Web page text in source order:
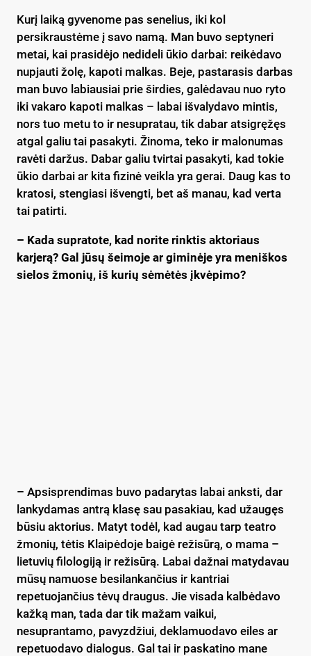
Kurį laiką gyvenome pas senelius, iki kol
persikraustėme į savo namą. Man buvo septyneri
metai, kai prasidėjo nedideli ūkio darbai: reikėdavo
nupjauti žolę, kapoti malkas. Beje, pastarasis darbas
man buvo labiausiai prie širdies, galėdavau nuo ryto
iki vakaro kapoti malkas – labai išvalydavo mintis,
nors tuo metu to ir nesupratau, tik dabar atsigręžęs
atgal galiu tai pasakyti. Žinoma, teko ir malonumas
ravėti daržus. Dabar galiu tvirtai pasakyti, kad tokie
ūkio darbai ar kita fizinė veikla yra gerai. Daug kas to
kratosi, stengiasi išvengti, bet aš manau, kad verta
tai patirti.
– Kada supratote, kad norite rinktis aktoriaus
karjerą? Gal jūsų šeimoje ar giminėje yra meniškos
sielos žmonių, iš kurių sėmėtės įkvėpimo?
– Apsisprendimas buvo padarytas labai anksti, dar
lankydamas antrą klasę sau pasakiau, kad užaugęs
būsiu aktorius. Matyt todėl, kad augau tarp teatro
žmonių, tėtis Klaipėdoje baigė režisūrą, o mama –
lietuvių filologiją ir režisūrą. Labai dažnai matydavau
mūsų namuose besilankančius ir kantriai
repetuojančius tėvų draugus. Jie visada kalbėdavo
kažką man, tada dar tik mažam vaikui,
nesuprantamo, pavyzdžiui, deklamuodavo eiles ar
repetuodavo dialogus. Gal tai ir paskatino mane